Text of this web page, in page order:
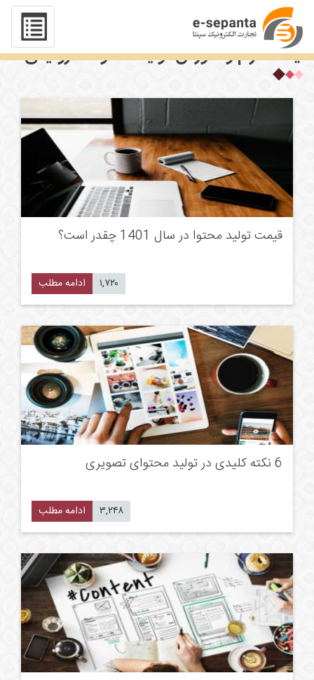
مقالات آموزش تولید محتوا سایت ، تلگرام ،
اینستاگرام و آموزش تولید محتوا الکترونیکی
قیمت تولید محتوا در سال 1401 چقدر است؟
ادامه مطلب ۱,۷۲۰
6 نکته کلیدی در تولید محتوای تصویری
ادامه مطلب ۳,۲۴۸